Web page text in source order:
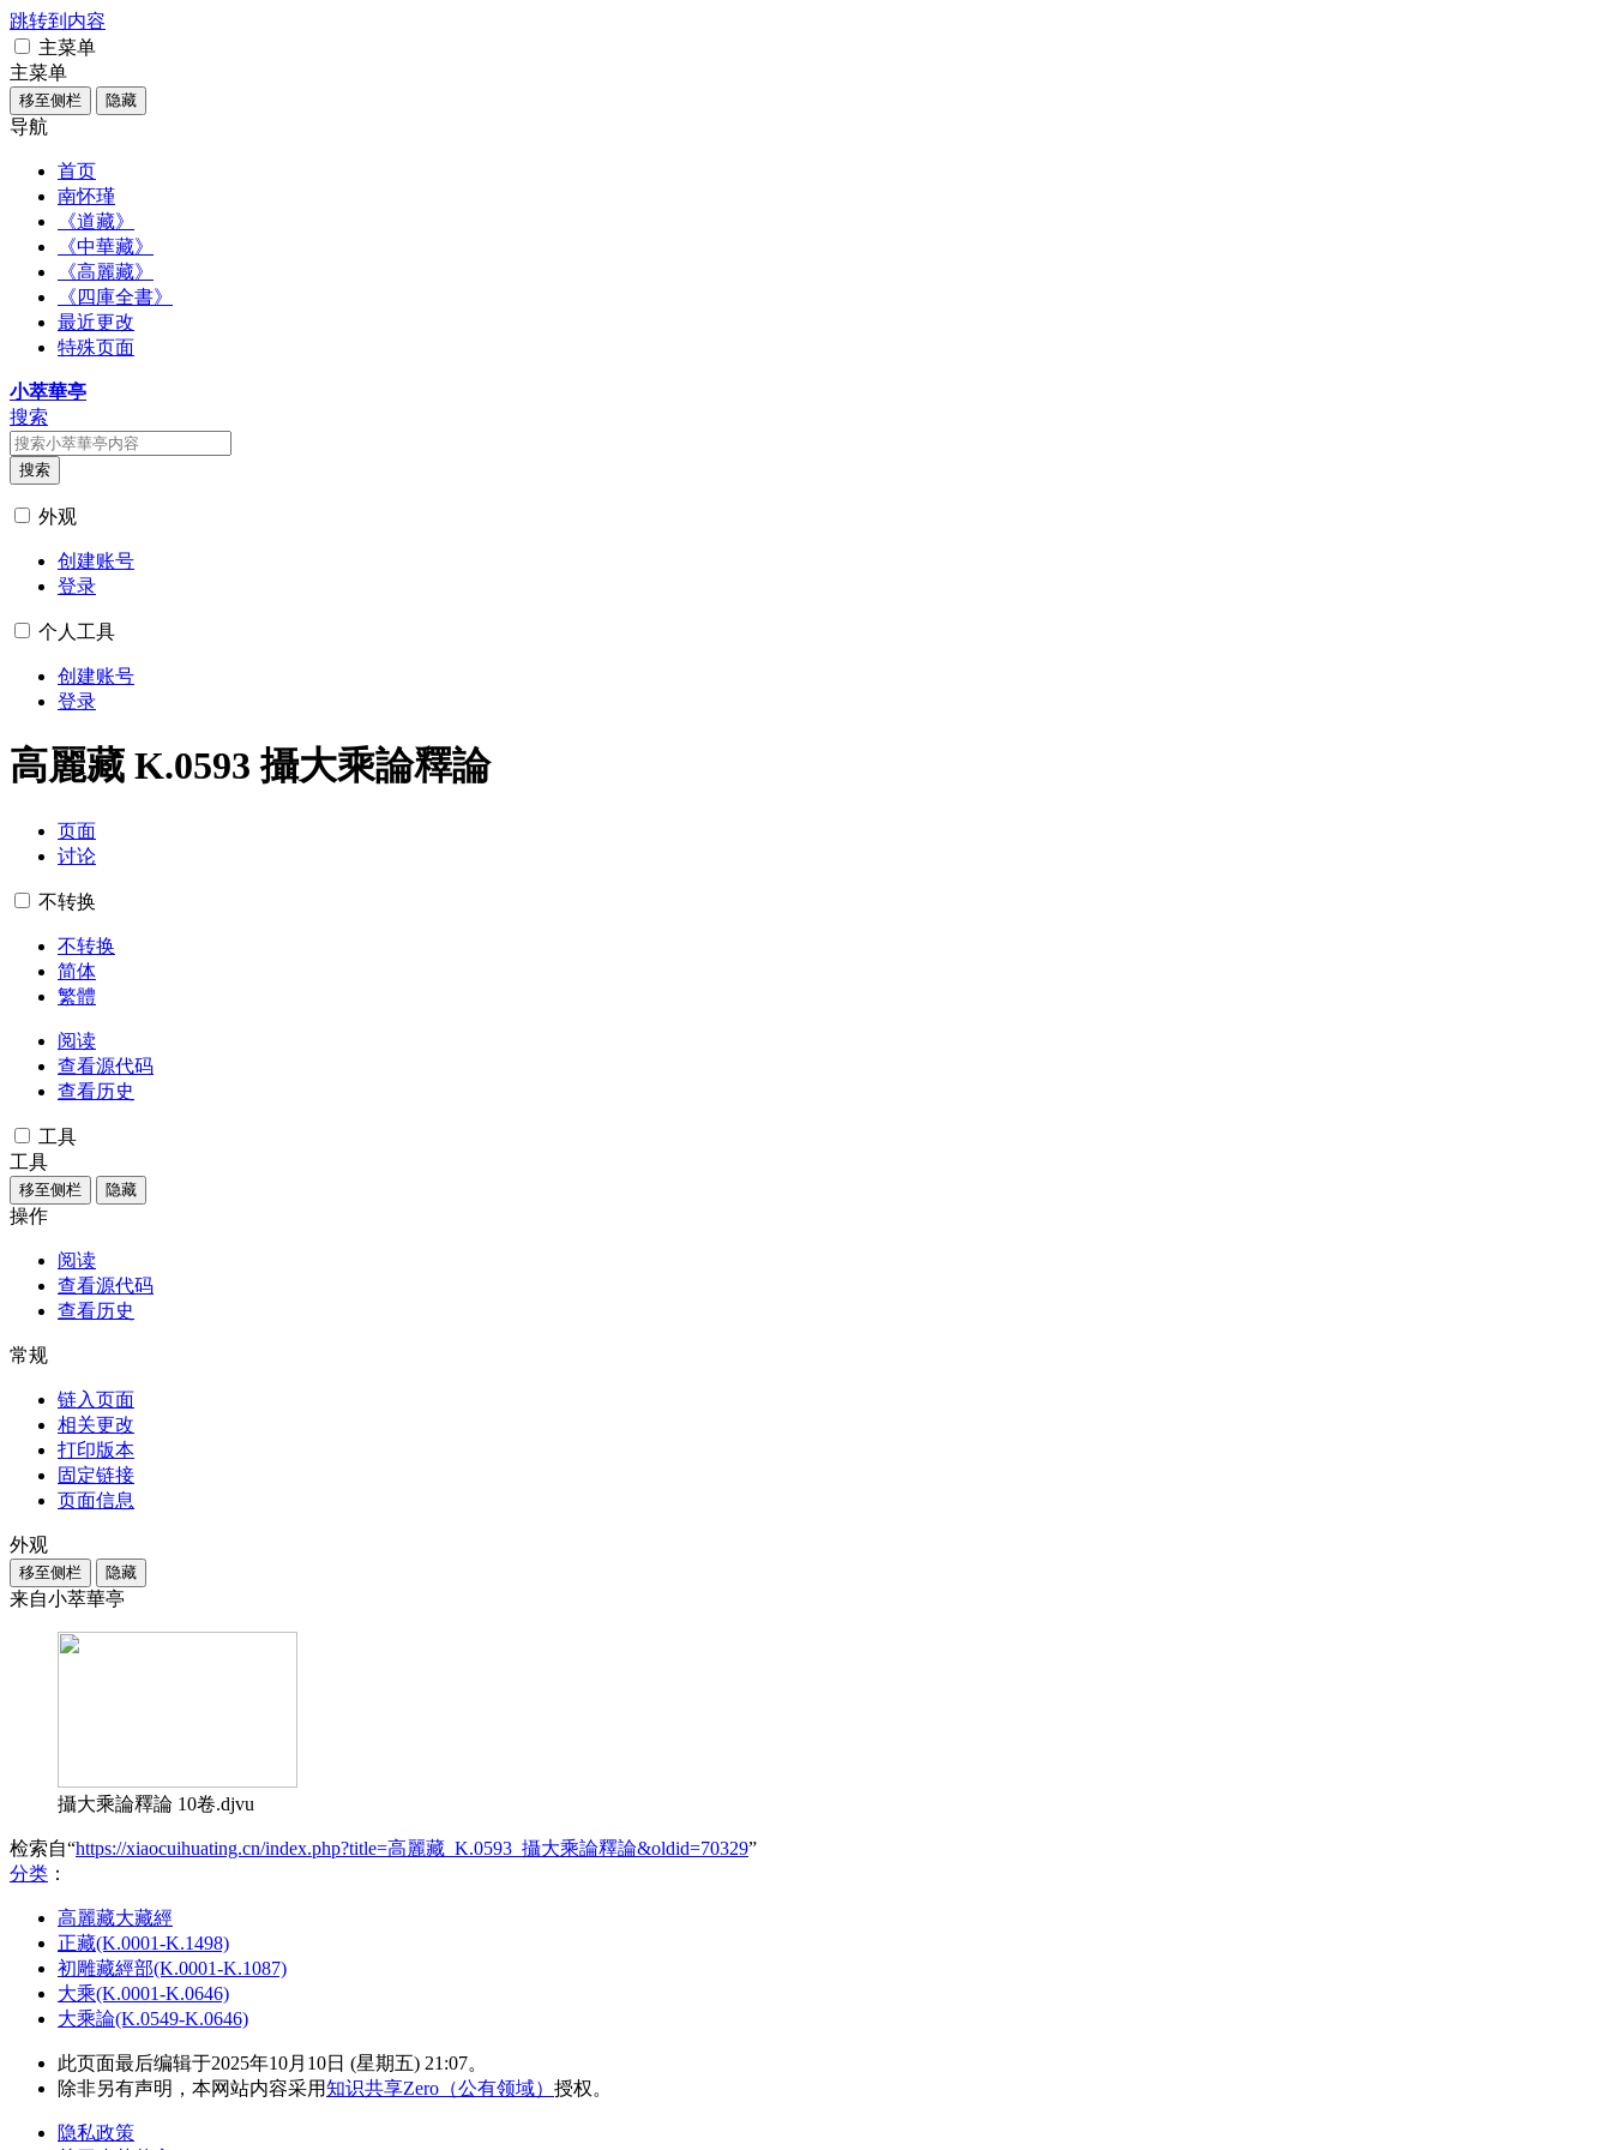
跳转到内容
主菜单
主菜单
移至侧栏 隐藏
导航
首页
南怀瑾
《道藏》
《中華藏》
《高麗藏》
《四庫全書》
最近更改
特殊页面
小萃華亭
搜索
搜索
外观
创建账号
登录
个人工具
创建账号
登录
高麗藏 K.0593 攝大乘論釋論
页面
讨论
不转换
不转换
简体
繁體
阅读
查看源代码
查看历史
工具
工具
移至侧栏 隐藏
操作
阅读
查看源代码
查看历史
常规
链入页面
相关更改
打印版本
固定链接
页面信息
外观
移至侧栏 隐藏
来自小萃華亭
攝大乘論釋論 10卷.djvu
检索自“https://xiaocuihuating.cn/index.php?title=高麗藏_K.0593_攝大乘論釋論&oldid=70329”
分类 ：​
高麗藏大藏經
正藏(K.0001-K.1498)
初雕藏經部(K.0001-K.1087)
大乘(K.0001-K.0646)
大乘論(K.0549-K.0646)
此页面最后编辑于2025年10月10日 (星期五) 21:07。
除非另有声明，本网站内容采用知识共享Zero（公有领域） 授权。
隐私政策